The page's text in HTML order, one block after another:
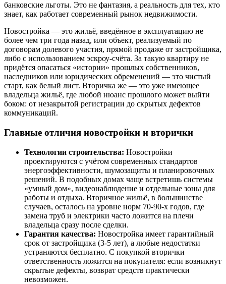
банковские льготы. Это не фантазия, а реальность для тех, кто
знает, как работает современный рынок недвижимости.
Новостройка — это жильё, введённое в эксплуатацию не
более чем три года назад, или объект, реализуемый по
договорам долевого участия, прямой продаже от застройщика,
либо с использованием эскроу-счёта. За такую квартиру не
придётся опасаться «истории» прошлых собственников,
наследников или юридических обременений — это чистый
старт, как белый лист. Вторичка же — это уже имеющее
владельца жильё, где любой нюанс прошлого может выйти
боком: от незакрытой регистрации до скрытых дефектов
коммуникаций.
Главные отличия новостройки и вторички
Технологии строительства: Новостройки
проектируются с учётом современных стандартов
энергоэффективности, шумозащиты и планировочных
решений. В подобных домах чаще встретишь системы
«умный дом», видеонаблюдение и отдельные зоны для
работы и отдыха. Вторичное жильё, в большинстве
случаев, осталось на уровне норм 70-90-х годов, где
замена труб и электрики часто ложится на плечи
владельца сразу после сделки.
Гарантия качества: Новостройка имеет гарантийный
срок от застройщика (3-5 лет), а любые недостатки
устраняются бесплатно. С покупкой вторички
ответственность ложится на покупателя: если возникнут
скрытые дефекты, возврат средств практически
невозможен.